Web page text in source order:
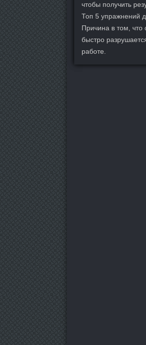
чтобы получить
Топ 5 упражнений
Причина в том, что
быстро
работе.